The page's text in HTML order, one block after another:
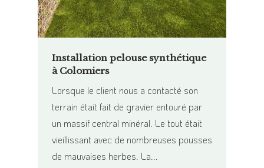
Installation pelouse synthétique
à Colomiers
Lorsque le client nous a contacté son
terrain était fait de gravier entouré par
un massif central minéral. Le tout était
vieillissant avec de nombreuses pousses
de mauvaises herbes. La...